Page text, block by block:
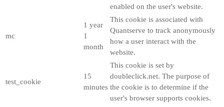
enabled on the user's website.
mc
1 year
1
month
This cookie is associated with
Quantserve to track anonymously
how a user interact with the
website.
test_cookie
15
minutes
This cookie is set by
doubleclick.net. The purpose of
the cookie is to determine if the
user's browser supports cookies.